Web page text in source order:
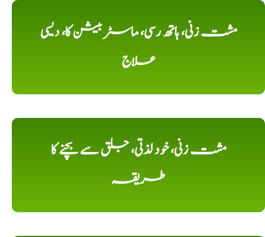
مشت زنی، ہاتھ رسی، ماسٹر بیشن کا، دیسی
علاج
مشت زنی، خود لذتی، جلق سے بچنے کا
طریقہ